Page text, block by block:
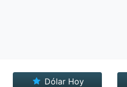
Dólar Hoy